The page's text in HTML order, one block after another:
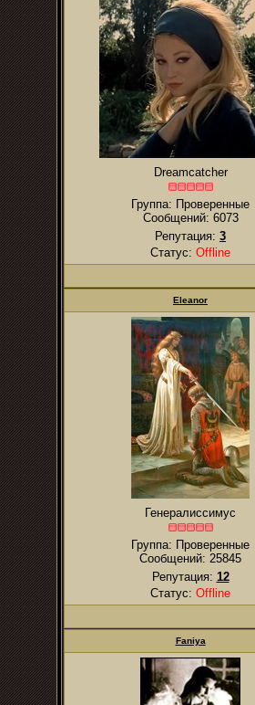
Dreamcatcher
Группа: Проверенные
Сообщений: 6073
Репутация: 3
Статус: Offline
Eleanor
Генералиссимус
Группа: Проверенные
Сообщений: 25845
Репутация: 12
Статус: Offline
Faniya